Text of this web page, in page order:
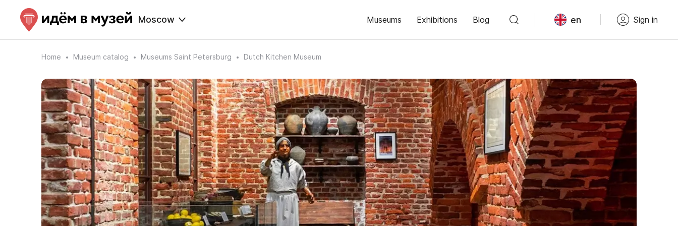
Moscow Museums Exhibitions Blog en Sign in
Home Museum catalog Museums Saint Petersburg Dutch Kitchen Museum